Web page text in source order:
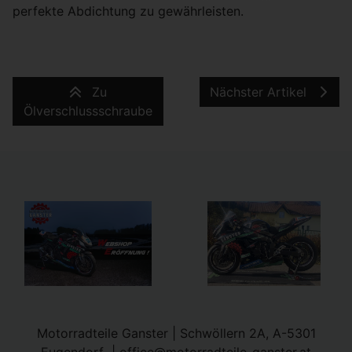
perfekte Abdichtung zu gewährleisten.
Zu
Ölverschlussschraube
Nächster Artikel
Motorradteile Ganster | Schwöllern 2A, A-5301